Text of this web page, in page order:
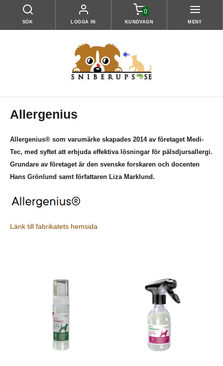
SÖK LOGGA IN
0
KUNDVAGN MENY
Allergenius
Allergenius® som varumärke skapades 2014 av företaget Medi-
Tec, med syftet att erbjuda effektiva lösningar för pälsdjursallergi.
Grundare av företaget är den svenske forskaren och docenten
Hans Grönlund samt författaren Liza Marklund.
Länk till fabrikatets hemsida